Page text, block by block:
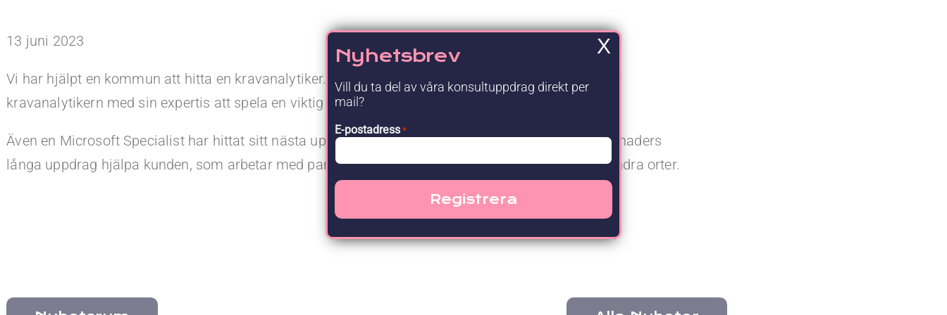
Upgraded Förmåner
13 juni 2023
Vi har hjälpt en kommun att hitta en kravanalytiker. Under de kommande fem månaderna kommer
kravanalytikern med sin expertis att spela en viktig roll inom telefoni för kommunen.
Även en Microsoft Specialist har hittat sitt nästa uppdrag via oss. Konsulten ska under sitt sex månaders
långa uppdrag hjälpa kunden, som arbetar med parkeringslösningar, att flytta sitt datacenter till andra orter.
Nyhetsbrev
Vill du ta del av våra konsultuppdrag direkt per
mail?
E-postadress *
X